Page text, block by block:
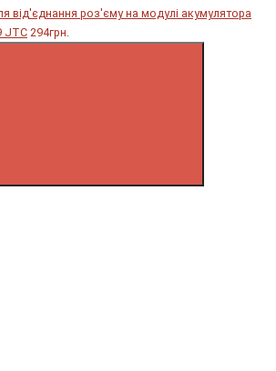
від'єднання роз'єму на модулі акумулятора
JTC 294грн.